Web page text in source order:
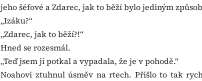
jeho šéfové a Zdarec, jak to běží bylo jediným
„Izáku?“
„Zdarec, jak to běží?!“
Hned se rozesmál.
„Teď jsem ji potkal a vypadala, že je v pohodě.“
Noahovi ztuhnul úsměv na rtech. Přišlo to tak